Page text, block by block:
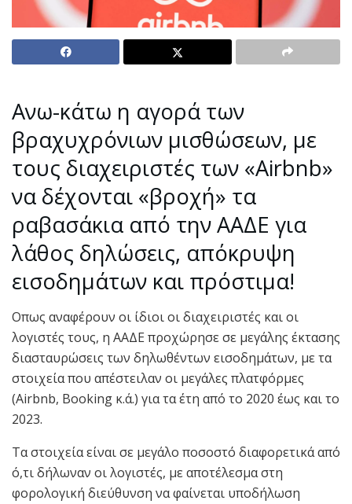
Ανω-κάτω η αγορά των
βραχυχρόνιων μισθώσεων, με
τους διαχειριστές των «Airbnb»
να δέχονται «βροχή» τα
ραβασάκια από την ΑΑΔΕ για
λάθος δηλώσεις, απόκρυψη
εισοδημάτων και πρόστιμα!
Οπως αναφέρουν οι ίδιοι οι διαχειριστές και οι
λογιστές τους, η ΑΑΔΕ προχώρησε σε μεγάλης έκτασης
διασταυρώσεις των δηλωθέντων εισοδημάτων, με τα
στοιχεία που απέστειλαν οι μεγάλες πλατφόρμες
(Airbnb, Booking κ.ά.) για τα έτη από το 2020 έως και το
2023.
Τα στοιχεία είναι σε μεγάλο ποσοστό διαφορετικά από
ό,τι δήλωναν οι λογιστές, με αποτέλεσμα στη
φορολογική διεύθυνση να φαίνεται υποδήλωση